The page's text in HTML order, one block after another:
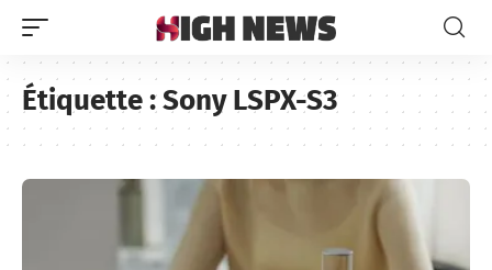
Étiquette :Sony LSPX-S3